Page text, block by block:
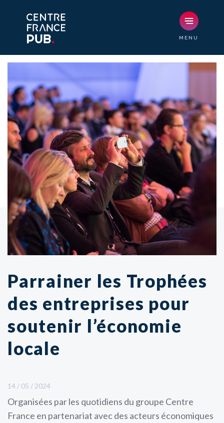
Parrainer les Trophées
des entreprises pour
soutenir l’économie
locale
14 / 05 / 2024
Organisées par les quotidiens du groupe Centre
France en partenariat avec des acteurs économiques